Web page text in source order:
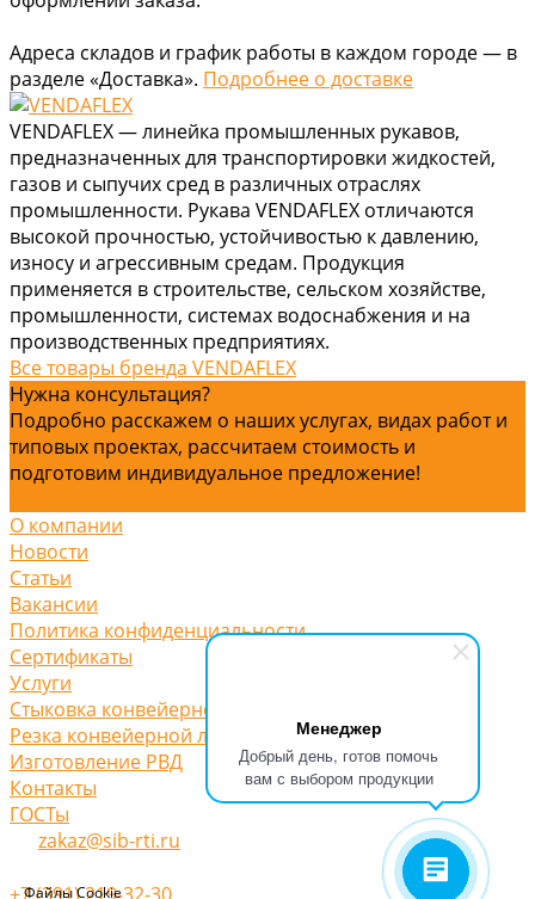
Менеджер
Добрый день, готов помочь
вам с выбором продукции
Файлы Cookie
Адреса складов и график работы в каждом городе — в
разделе «Доставка». Подробнее о доставке
VENDAFLEX — линейка промышленных рукавов,
предназначенных для транспортировки жидкостей,
газов и сыпучих сред в различных отраслях
промышленности. Рукава VENDAFLEX отличаются
высокой прочностью, устойчивостью к давлению,
износу и агрессивным средам. Продукция
применяется в строительстве, сельском хозяйстве,
промышленности, системах водоснабжения и на
производственных предприятиях.
Все товары бренда VENDAFLEX
Нужна консультация?
Подробно расскажем о наших услугах, видах работ и
типовых проектах, рассчитаем стоимость и
подготовим индивидуальное предложение!
О компании
Новости
Статьи
Вакансии
Политика конфиденциальности
Сертификаты
Услуги
Стыковка конвейерной ленты
Резка конвейерной ленты
Изготовление РВД
Контакты
ГОСТы
zakaz@sib-rti.ru
+7 (391) 219-32-30